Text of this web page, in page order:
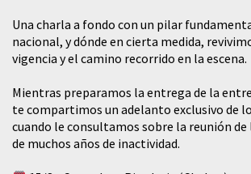
​Una charla a fondo con un pilar
nacional, y dónde en cierta medida,
vigencia y el camino recorrido en la escena.
Mientras preparamos la entrega de la
te compartimos un adelanto exclusivo de
cuando le consultamos sobre la reunión de
de muchos años de inactividad.